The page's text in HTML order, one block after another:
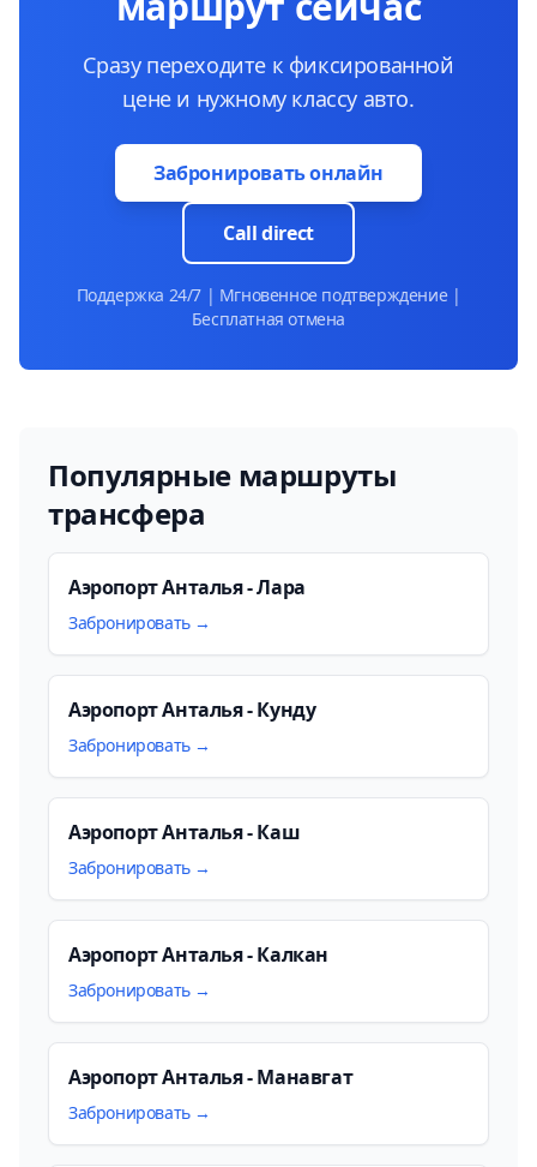
Сразу переходите к фиксированной
цене и нужному классу авто.
Забронировать онлайн
Call direct
Поддержка 24/7 | Мгновенное подтверждение |
Бесплатная отмена
Популярные маршруты
трансфера
Аэропорт Анталья - Лара
Забронировать →
Аэропорт Анталья - Кунду
Забронировать →
Аэропорт Анталья - Каш
Забронировать →
Аэропорт Анталья - Калкан
Забронировать →
Аэропорт Анталья - Манавгат
Забронировать →